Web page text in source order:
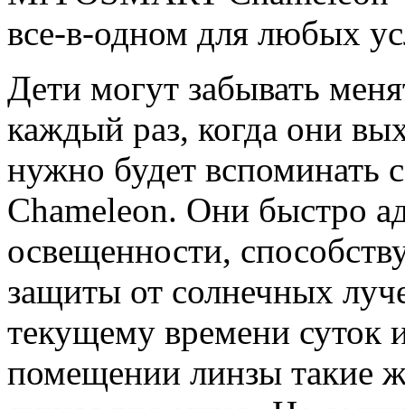
все-в-одном для любых
Дети могут забывать
каждый раз, когда они
нужно будет
Chameleon. Они быстро
освещенности,
защиты от солнечных
текущему времени
помещении линзы такие